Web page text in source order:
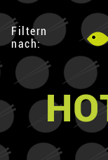
Filtern
nach: